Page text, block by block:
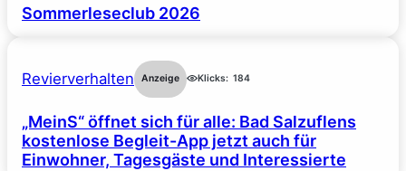
Sommerleseclub 2026
Revierverhalten Anzeige Klicks: 184
„MeinS“ öffnet sich für alle: Bad Salzuflens
kostenlose Begleit-App jetzt auch für
Einwohner, Tagesgäste und Interessierte